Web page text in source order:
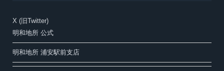
X (旧Twitter)
明和地所 公式
明和地所 浦安駅前支店